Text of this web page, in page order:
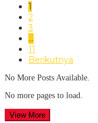
1
2
3
…
11
Berikutnya
No More Posts Available.
No more pages to load.
View More